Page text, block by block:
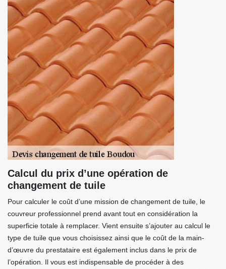
Calcul du prix d’une opération de
changement de tuile
Pour calculer le coût d’une mission de changement de tuile, le
couvreur professionnel prend avant tout en considération la
superficie totale à remplacer. Vient ensuite s’ajouter au calcul le
type de tuile que vous choisissez ainsi que le coût de la main-
d’œuvre du prestataire est également inclus dans le prix de
l’opération. Il vous est indispensable de procéder à des